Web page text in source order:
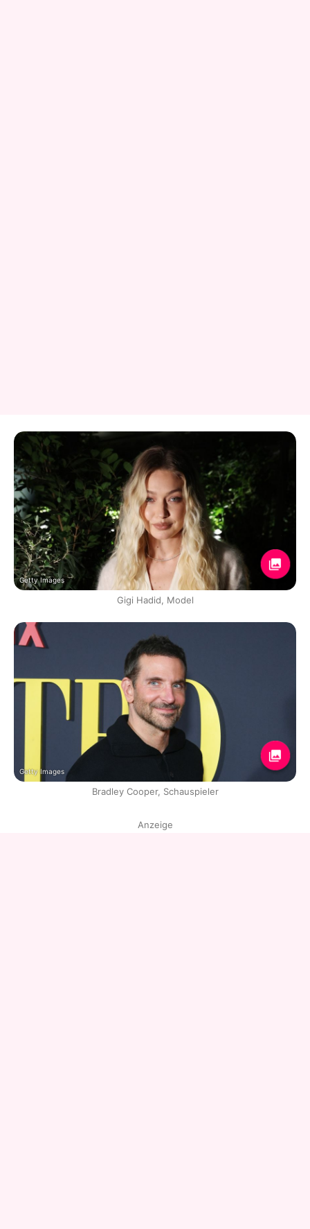
Getty Images
Gigi Hadid, Model
Getty Images
Bradley Cooper, Schauspieler
Anzeige